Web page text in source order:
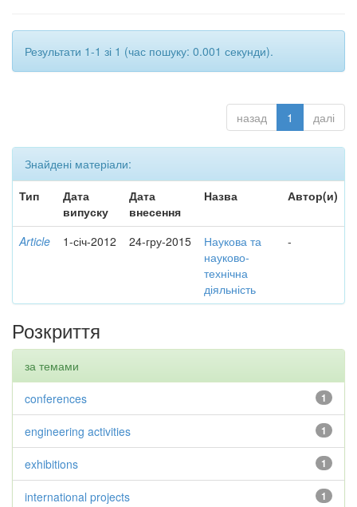
Результати 1-1 зі 1 (час пошуку: 0.001 секунди).
назад 1 далі
Знайдені матеріали:
Тип
Дата
випуску
Дата
внесення
Назва Автор(и)
Article 1-січ-2012 24-гру-2015
Наукова та
науково-
технічна
діяльність
-
Розкриття
за темами
1
conferences
1
engineering activities
1
exhibitions
1
international projects